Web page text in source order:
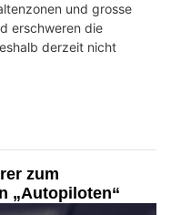
und grosse
erschweren die
derzeit nicht
zum
„Autopiloten“